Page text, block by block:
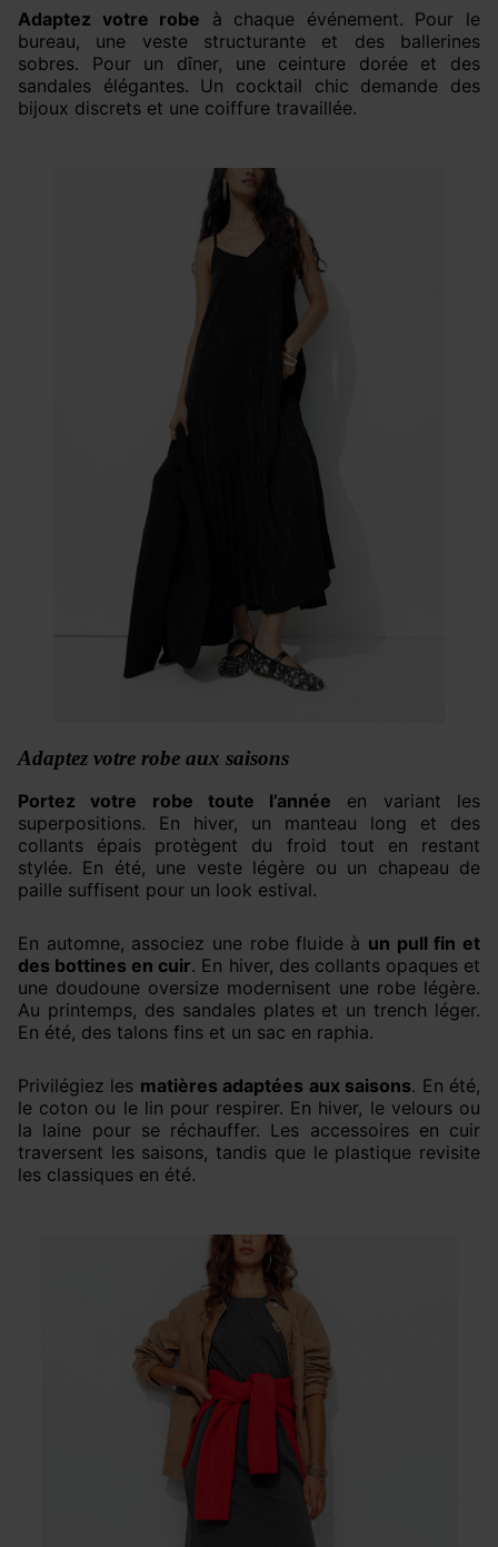
Adaptez votre robe à chaque événement. Pour le
bureau, une veste structurante et des ballerines
sobres. Pour un dîner, une ceinture dorée et des
sandales élégantes. Un cocktail chic demande des
bijoux discrets et une coiffure travaillée.
Adaptez votre robe aux saisons
Portez votre robe toute l’année en variant les
superpositions. En hiver, un manteau long et des
collants épais protègent du froid tout en restant
stylée. En été, une veste légère ou un chapeau de
paille suffisent pour un look estival.
En automne, associez une robe fluide à un pull fin et
des bottines en cuir. En hiver, des collants opaques et
une doudoune oversize modernisent une robe légère.
Au printemps, des sandales plates et un trench léger.
En été, des talons fins et un sac en raphia.
Privilégiez les matières adaptées aux saisons. En été,
le coton ou le lin pour respirer. En hiver, le velours ou
la laine pour se réchauffer. Les accessoires en cuir
traversent les saisons, tandis que le plastique revisite
les classiques en été.